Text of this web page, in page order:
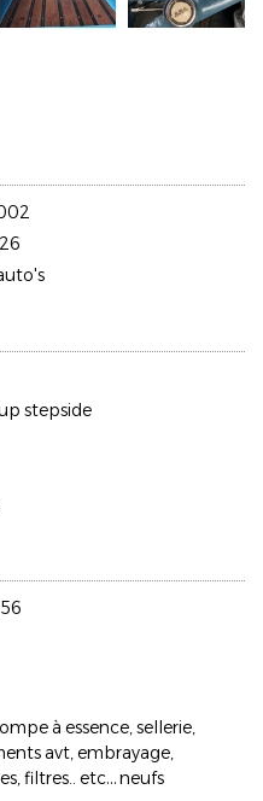
stepside
à essence, sellerie,
avt, embrayage,
filtres.. etc… neufs